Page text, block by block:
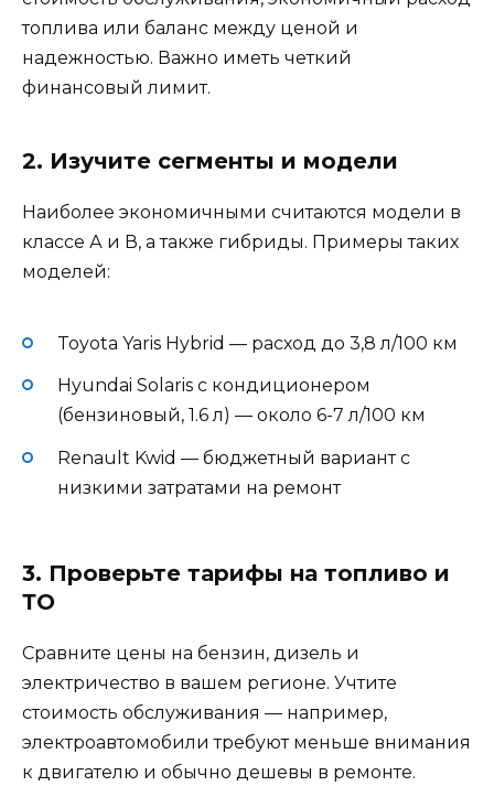
топлива или баланс между ценой и
надежностью. Важно иметь четкий
финансовый лимит.
2. Изучите сегменты и модели
Наиболее экономичными считаются модели в
классе А и В, а также гибриды. Примеры таких
моделей:
Toyota Yaris Hybrid — расход до 3,8 л/100 км
Hyundai Solaris с кондиционером
(бензиновый, 1.6 л) — около 6-7 л/100 км
Renault Kwid — бюджетный вариант с
низкими затратами на ремонт
3. Проверьте тарифы на топливо и
ТО
Сравните цены на бензин, дизель и
электричество в вашем регионе. Учтите
стоимость обслуживания — например,
электроавтомобили требуют меньше внимания
к двигателю и обычно дешевы в ремонте.